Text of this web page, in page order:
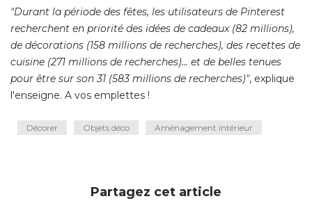
"Durant la période des fêtes, les utilisateurs de Pinterest
recherchent en priorité des idées de cadeaux (82 millions),
de décorations (158 millions de recherches), des recettes de
cuisine (271 millions de recherches)... et de belles tenues
pour être sur son 31 (583 millions de recherches)", explique
l'enseigne. A vos emplettes !
Décorer Objets déco Aménagement intérieur
Partagez cet article